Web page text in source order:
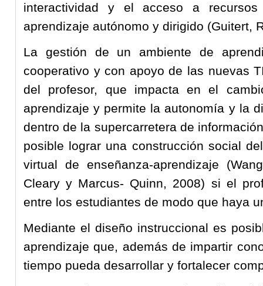
interactividad y el acceso a
aprendizaje autónomo y dirigido (Guitert,
La gestión de un ambiente de
cooperativo y con apoyo de las nuevas
del profesor, que impacta en el
aprendizaje y permite la autonomía y la
dentro de la supercarretera de
posible lograr una construcción social
virtual de enseñanza-aprendizaje
Cleary y Marcus- Quinn, 2008) si el
entre los estudiantes de modo que haya
Mediante el diseño instruccional es
aprendizaje que, además de impartir
tiempo pueda desarrollar y fortalecer